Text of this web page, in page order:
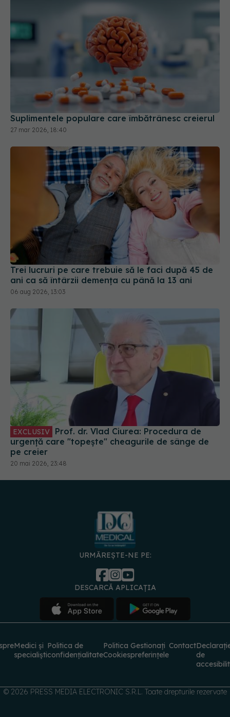
Suplimentele populare care îmbătrânesc creierul
27 mar 2026, 18:40
Trei lucruri pe care trebuie să le faci după 45 de
ani ca să întârzii demența cu până la 13 ani
06 aug 2026, 13:03
urgență care "topește" cheagurile de sânge de
pe creier
20 mai 2026, 23:48
URMĂREȘTE-NE PE:
DESCARCĂ APLICAȚIA
Politica de
confidențialitate
Cookies
Gestionați
preferințele
Contact
© 2026 PRESS MEDIA ELECTRONIC S.R.L. Toate drepturile rezervate